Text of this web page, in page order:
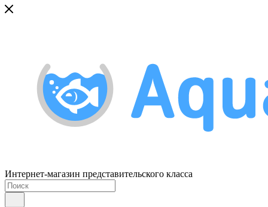
Интернет-магазин представительского класса